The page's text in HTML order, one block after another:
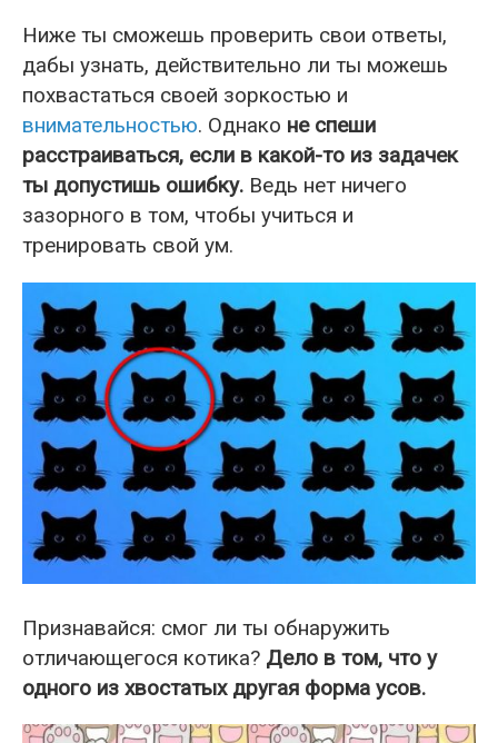
Ниже ты сможешь проверить свои ответы,
дабы узнать, действительно ли ты можешь
похвастаться своей зоркостью и
внимательностью. Однако не спеши
расстраиваться, если в какой-то из задачек
ты допустишь ошибку. Ведь нет ничего
зазорного в том, чтобы учиться и
тренировать свой ум.
Признавайся: смог ли ты обнаружить
отличающегося котика? Дело в том, что у
одного из хвостатых другая форма усов.